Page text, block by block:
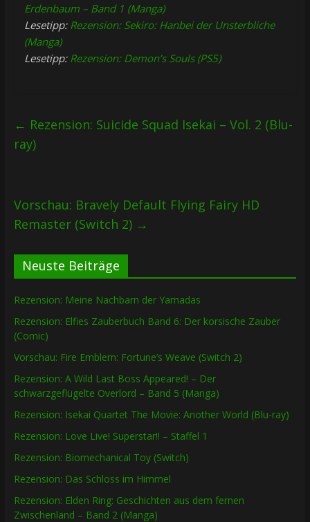
Erdenbaum – Band 1 (Manga)
Lesetipp: Rezension: Sekiro: Hanbei der Unsterbliche
(Manga)
Lesetipp: Rezension: Demon’s Souls (PS5)
← Rezension: Suicide Squad Isekai – Vol. 2 (Blu-
ray)
Vorschau: Bravely Default Flying Fairy HD
Remaster (Switch 2) →
Neuste Beiträge
Rezension: Meine Nachbarn der Yamadas
Rezension: Elfies Zauberbuch Band 6: Der korsische Zauber
(Comic)
Vorschau: Fire Emblem: Fortune’s Weave (Switch 2)
Rezension: A Wild Last Boss Appeared! – Der
schwarzgeflügelte Overlord – Band 5 (Manga)
Rezension: Isekai Quartet The Movie: Another World (Blu-ray)
Rezension: Love Live! Superstar!! – Staffel 1
Rezension: Biomechanical Toy (Switch)
Rezension: Das Schloss im Himmel
Rezension: Elden Ring: Geschichten aus dem fernen
Zwischenland – Band 2 (Manga)